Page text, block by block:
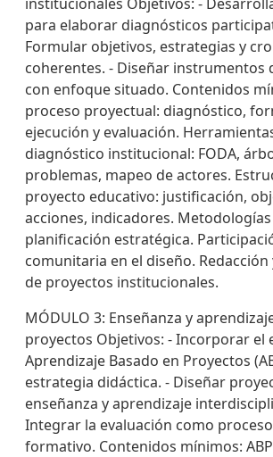
para elaborar diagnósticos
Formular objetivos, estrategias y
coherentes. - Diseñar instrumentos
con enfoque situado. Contenidos
proceso proyectual: diagnóstico,
ejecución y evaluación.
diagnóstico institucional: FODA,
problemas, mapeo de actores.
proyecto educativo: justificación,
acciones, indicadores.
planificación estratégica.
comunitaria en el diseño.
de proyectos institucionales.
MÓDULO 3: Enseñanza y
proyectos Objetivos: - Incorporar el
Aprendizaje Basado en Proyectos
estrategia didáctica. - Diseñar
enseñanza y aprendizaje
Integrar la evaluación como
formativo. Contenidos mínimos: